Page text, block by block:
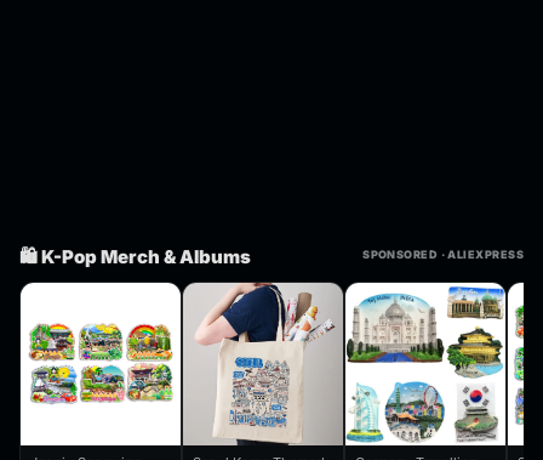
🛍️ K-Pop Merch & Albums SPONSORED · ALIEXPRESS